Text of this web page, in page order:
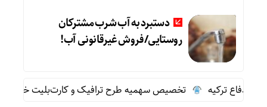
دستبرد به آب شرب مشترکان
روستایی/فروش غیرقانونی آب!
دفاع ترکیه
تخصیص سهمیه طرح ترافیک و کارت‌بلیت خبرنگاران/